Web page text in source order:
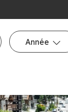
Année